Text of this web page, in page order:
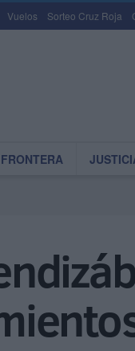
Vuelos Sorteo Cruz Roja
FRONTERA